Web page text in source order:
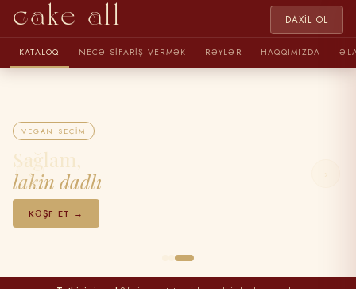
cake all DAXIL OL
KATALOQ NECƏ SIFARIŞ VERMƏK RƏYLƏR HAQQIMIZDA
VEGAN SEÇIM
Sağlam,
lakin dadlı
KƏŞF ET →
‹ ›